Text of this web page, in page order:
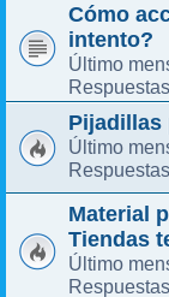
Cómo
intento?
Último
Pijadillas
Último
Material
Tiendas
Último